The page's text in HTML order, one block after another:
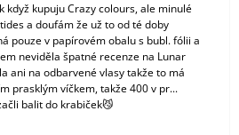
když kupuju Crazy colours, ale minulé
a doufám že už to od té doby
pouze v papírovém obalu s bubl. fólii a
neviděla špatné recenze na Lunar
ani na odbarvené vlasy takže to má
prasklým víčkem, takže 400 v pr...
balit do krabiček😼